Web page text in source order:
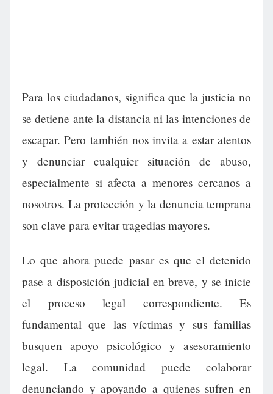
Para los ciudadanos, significa que la justicia no
se detiene ante la distancia ni las intenciones de
escapar. Pero también nos invita a estar atentos
y denunciar cualquier situación de abuso,
especialmente si afecta a menores cercanos a
nosotros. La protección y la denuncia temprana
son clave para evitar tragedias mayores.
Lo que ahora puede pasar es que el detenido
pase a disposición judicial en breve, y se inicie
el proceso legal correspondiente. Es
fundamental que las víctimas y sus familias
busquen apoyo psicológico y asesoramiento
legal. La comunidad puede colaborar
denunciando y apoyando a quienes sufren en